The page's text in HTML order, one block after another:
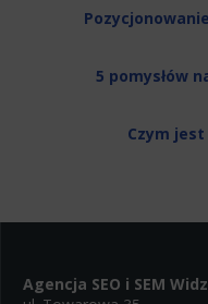
5 pomysłów
Czym
Agencja SEO i SEM